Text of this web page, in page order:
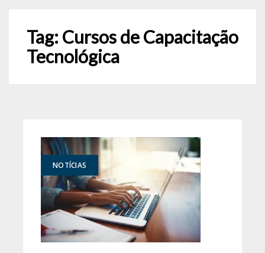
Tag:Cursos de Capacitação
Tecnológica
NOTÍCIAS